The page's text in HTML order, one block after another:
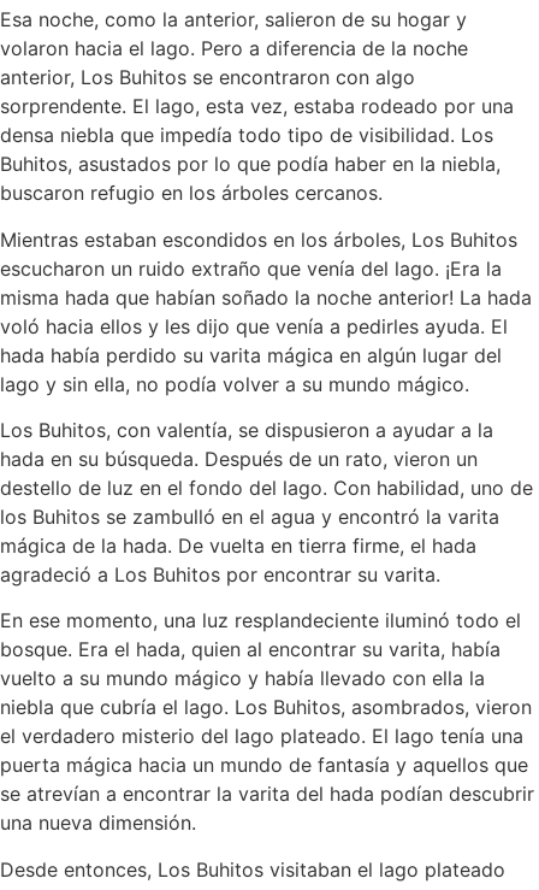
Esa noche, como la anterior, salieron de su hogar y
volaron hacia el lago. Pero a diferencia de la noche
anterior, Los Buhitos se encontraron con algo
sorprendente. El lago, esta vez, estaba rodeado por una
densa niebla que impedía todo tipo de visibilidad. Los
Buhitos, asustados por lo que podía haber en la niebla,
buscaron refugio en los árboles cercanos.
Mientras estaban escondidos en los árboles, Los Buhitos
escucharon un ruido extraño que venía del lago. ¡Era la
misma hada que habían soñado la noche anterior! La hada
voló hacia ellos y les dijo que venía a pedirles ayuda. El
hada había perdido su varita mágica en algún lugar del
lago y sin ella, no podía volver a su mundo mágico.
Los Buhitos, con valentía, se dispusieron a ayudar a la
hada en su búsqueda. Después de un rato, vieron un
destello de luz en el fondo del lago. Con habilidad, uno de
los Buhitos se zambulló en el agua y encontró la varita
mágica de la hada. De vuelta en tierra firme, el hada
agradeció a Los Buhitos por encontrar su varita.
En ese momento, una luz resplandeciente iluminó todo el
bosque. Era el hada, quien al encontrar su varita, había
vuelto a su mundo mágico y había llevado con ella la
niebla que cubría el lago. Los Buhitos, asombrados, vieron
el verdadero misterio del lago plateado. El lago tenía una
puerta mágica hacia un mundo de fantasía y aquellos que
se atrevían a encontrar la varita del hada podían descubrir
una nueva dimensión.
Desde entonces, Los Buhitos visitaban el lago plateado